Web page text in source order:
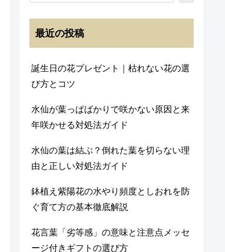
最近の投稿
誕生日の花プレゼント｜枯れない花の選
び方とコツ
水仙が葉っぱばかりで咲かない原因と来
年咲かせる対処法ガイド
水仙の葉は結ぶ？倒れた葉を切らない理
由と正しい対処法ガイド
鉢植え紫陽花の水やり頻度としおれを防
ぐ育て方の基本徹底解説
花言葉「劣等感」の意味と注意点メッセ
ージ付きギフトの選び方